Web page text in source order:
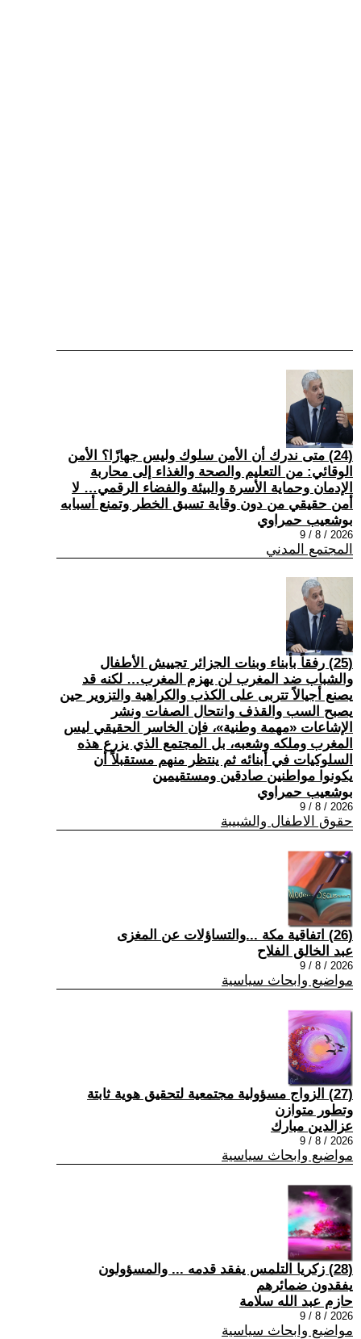
(24) متى ندرك أن الأمن سلوك وليس جهازًا؟ الأمن
الوقائي: من التعليم والصحة والغذاء إلى محاربة
الإدمان وحماية الأسرة والبيئة والفضاء الرقمي… لا
أمن حقيقي من دون وقاية تسبق الخطر وتمنع أسبابه
بوشعيب حمراوي
2026 / 8 / 9
المجتمع المدني
(25) رفقاً بأبناء وبنات الجزائر تجييش الأطفال
والشباب ضد المغرب لن يهزم المغرب… لكنه قد
يصنع أجيالاً تتربى على الكذب والكراهية والتزوير حين
يصبح السب والقذف وانتحال الصفات ونشر
الإشاعات «مهمة وطنية»، فإن الخاسر الحقيقي ليس
المغرب وملكه وشعبه، بل المجتمع الذي يزرع هذه
السلوكيات في أبنائه ثم ينتظر منهم مستقبلاً أن
يكونوا مواطنين صادقين ومستقيمين
بوشعيب حمراوي
2026 / 8 / 9
حقوق الاطفال والشبيبة
(26) اتفاقية مكة ...والتساؤلات عن المغزى
عبد الخالق الفلاح
2026 / 8 / 9
مواضيع وابحاث سياسية
(27) الزواج مسؤولية مجتمعية لتحقيق هوية ثابتة
وتطور متوازن
عزالدين مبارك
2026 / 8 / 9
مواضيع وابحاث سياسية
(28) زكريا التلمس يفقد قدمه ... والمسؤولون
يفقدون ضمائرهم
حازم عبد الله سلامة
2026 / 8 / 9
مواضيع وابحاث سياسية